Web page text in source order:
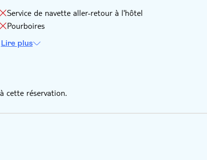
Service de navette aller-retour à l'hôtel
Pourboires
Lire plus
cette réservation.